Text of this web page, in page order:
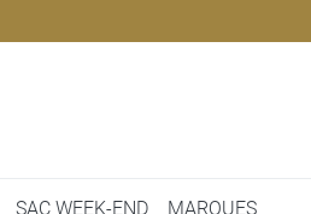
SAC WEEK-END MARQUES